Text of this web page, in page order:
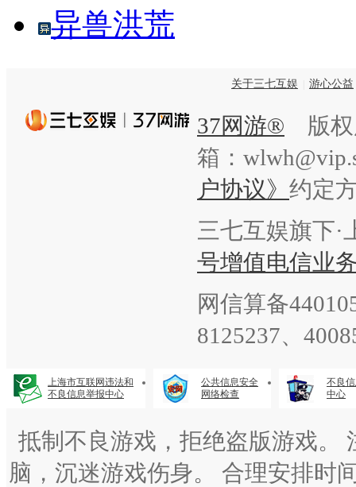
异兽洪荒
关于三七互娱 游心公益
37网游® 版权
箱：
户协议》 约定
三七互娱旗下·
号增值电信业
网信算备
8125237、
上海市互联网违法和
不良信息举报中心
公共信息安全
网络检查
不良
中心
抵制不良游戏，拒绝盗版游戏。
脑，沉迷游戏伤身。 合理安排时